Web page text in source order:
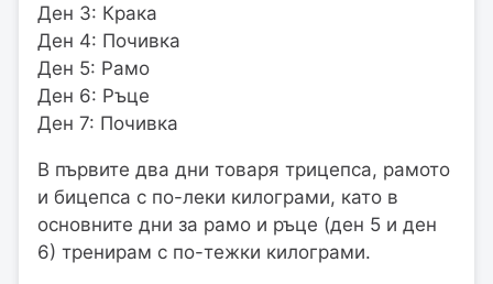
Ден 3: Крака
Ден 4: Почивка
Ден 5: Рамо
Ден 6: Ръце
Ден 7: Почивка
В първите два дни товаря трицепса, рамото
и бицепса с по-леки килограми, като в
основните дни за рамо и ръце (ден 5 и ден
6) тренирам с по-тежки килограми.